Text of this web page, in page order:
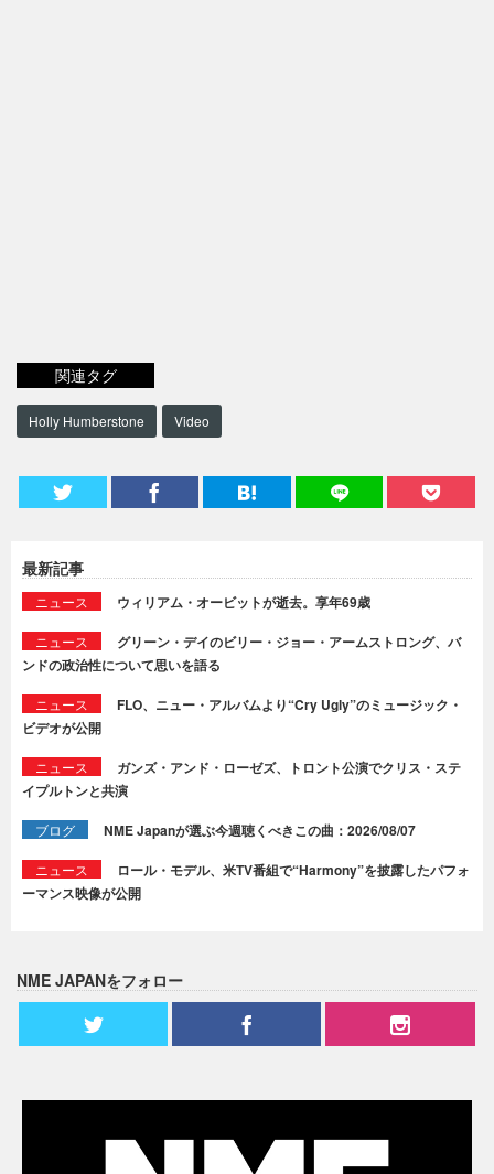
関連タグ
Holly Humberstone Video
最新記事
ニュース ウィリアム・オービットが逝去。享年69歳
ニュース
グリーン・デイのビリー・ジョー・アームストロング、バ
ンドの政治性について思いを語る
ニュース
FLO、ニュー・アルバムより“Cry Ugly”のミュージック・
ビデオが公開
ニュース
ガンズ・アンド・ローゼズ、トロント公演でクリス・ステ
イプルトンと共演
ブログ NME Japanが選ぶ今週聴くべきこの曲：2026/08/07
ニュース
ロール・モデル、米TV番組で“Harmony”を披露したパフォ
ーマンス映像が公開
NME JAPANをフォロー